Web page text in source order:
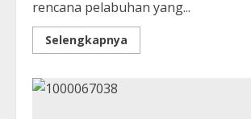
rencana pelabuhan yang...
Selengkapnya